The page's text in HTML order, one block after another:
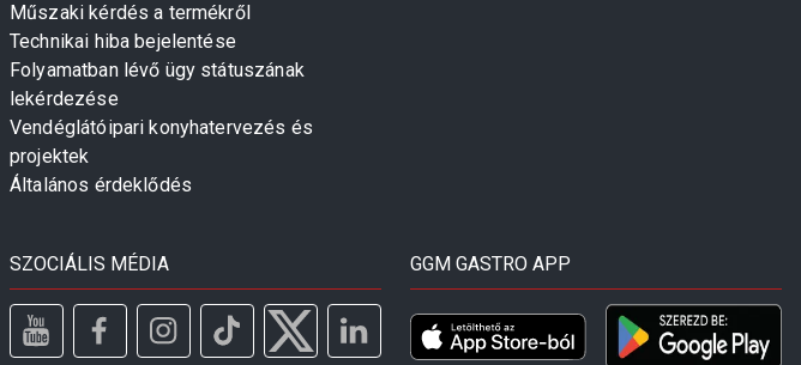
Műszaki kérdés a termékről
Technikai hiba bejelentése
Folyamatban lévő ügy státuszának
lekérdezése
Vendéglátóipari konyhatervezés és
projektek
Általános érdeklődés
SZOCIÁLIS MÉDIA GGM GASTRO APP